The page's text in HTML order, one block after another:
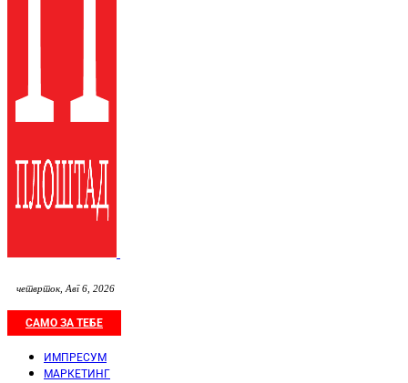
четврток, Авг 6, 2026
САМО ЗА ТЕБЕ
ИМПРЕСУМ
МАРКЕТИНГ